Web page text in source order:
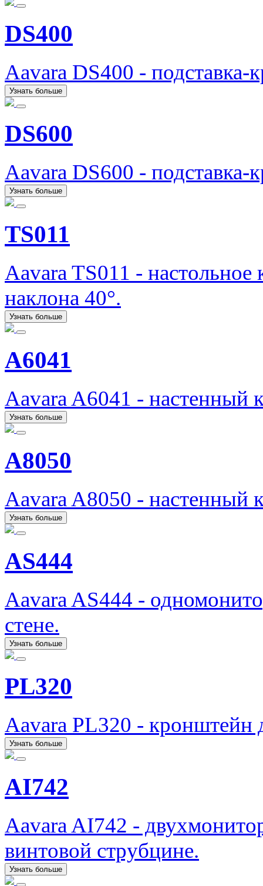
DS400
Aavara DS400 -
Узнать больше
DS600
Aavara DS600 -
Узнать больше
TS011
Aavara TS011 -
наклона 40°.
Узнать больше
A6041
Aavara A6041 - настенный
Узнать больше
A8050
Aavara A8050 - настенный
Узнать больше
AS444
Aavara AS444 -
стене.
Узнать больше
PL320
Aavara PL320 - кронштейн
Узнать больше
AI742
Aavara AI742 -
винтовой струбцине.
Узнать больше